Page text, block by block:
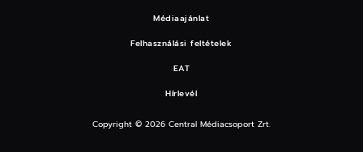
Médiaajánlat
Felhasználási feltételek
EAT
Hírlevél
Copyright © 2026 Central Médiacsoport Zrt.